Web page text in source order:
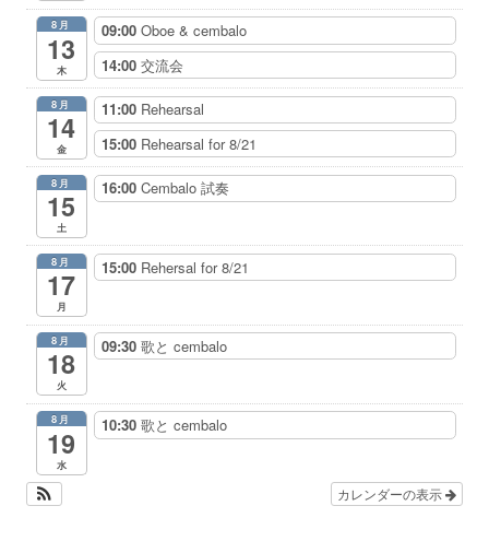
8月
13
木
09:00 Oboe & cembalo
14:00 交流会
8月
14
金
11:00 Rehearsal
15:00 Rehearsal for 8/21
8月
15
土
16:00 Cembalo 試奏
8月
17
月
15:00 Rehersal for 8/21
8月
18
火
09:30 歌と cembalo
8月
19
水
10:30 歌と cembalo
カレンダーの表示